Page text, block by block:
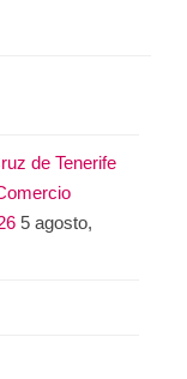
de Tenerife
5 agosto,